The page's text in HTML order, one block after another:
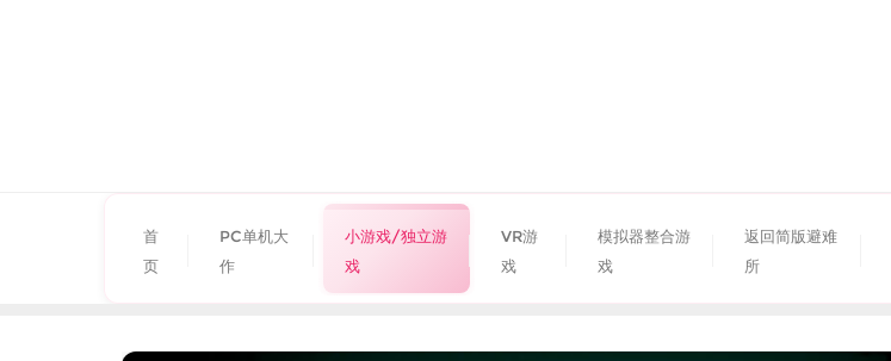
首
页
PC单机大
作
小游戏/独立游
戏
VR游
戏
模拟器整合游
戏
返回简版避难
所